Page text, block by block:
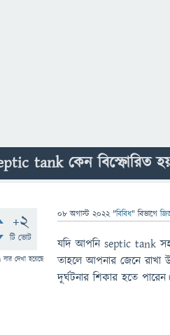
tank কেন বিস্ফোরিত
+2
টি ভোট
বার দেখা হয়েছে
08 অগাস্ট 2022 "বিবিধ" বিভাগে
যদি আপনি septic tank
তাহলে আপনার জেনে রাখা
দূর্ঘটনার শিকার হতে পারেন।